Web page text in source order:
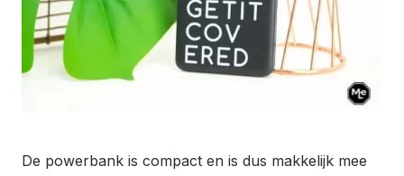
De powerbank is compact en is dus makkelijk mee